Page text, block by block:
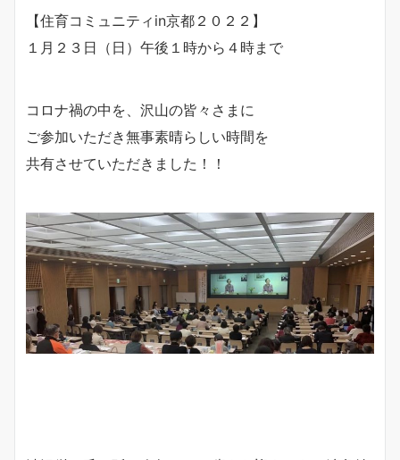
【住育コミュニティin京都２０２２】
１月２３日（日）午後１時から４時まで
コロナ禍の中を、沢山の皆々さまに
ご参加いただき無事素晴らしい時間を
共有させていただきました！！